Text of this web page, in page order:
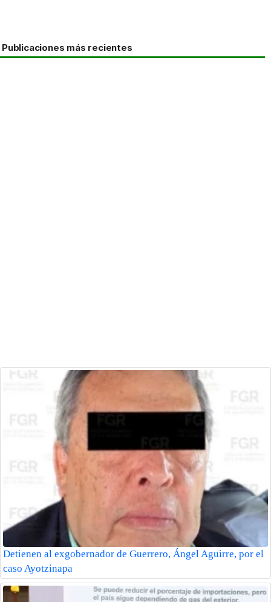
Publicaciones más recientes
Detienen al exgobernador de Guerrero, Ángel Aguirre, por el
caso Ayotzinapa